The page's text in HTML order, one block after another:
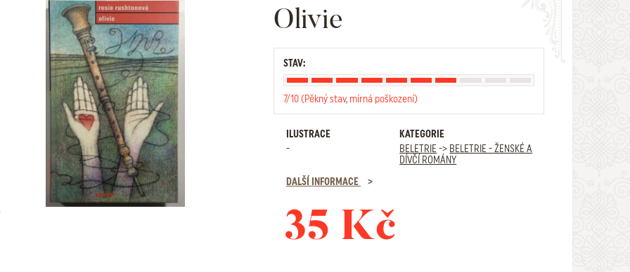
Olivie
STAV:
7/10 (Pěkný stav, mírná poškození)
ILUSTRACE
-
KATEGORIE
BELETRIE -> BELETRIE - ŽENSKÉ A
DÍVČÍ ROMÁNY
DALŠÍ INFORMACE
35 Kč